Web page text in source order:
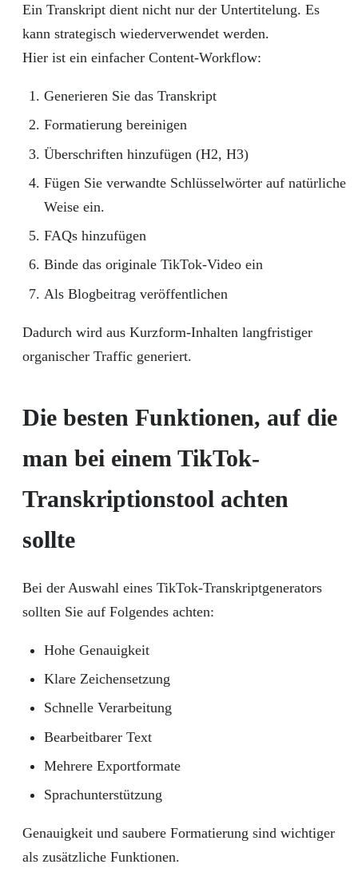
Ein Transkript dient nicht nur der Untertitelung. Es
kann strategisch wiederverwendet werden.
Hier ist ein einfacher Content-Workflow:
Generieren Sie das Transkript
Formatierung bereinigen
Überschriften hinzufügen (H2, H3)
Fügen Sie verwandte Schlüsselwörter auf natürliche
Weise ein.
FAQs hinzufügen
Binde das originale TikTok-Video ein
Als Blogbeitrag veröffentlichen
Dadurch wird aus Kurzform-Inhalten langfristiger
organischer Traffic generiert.
Die besten Funktionen, auf die
man bei einem TikTok-
Transkriptionstool achten
sollte
Bei der Auswahl eines TikTok-Transkriptgenerators
sollten Sie auf Folgendes achten:
Hohe Genauigkeit
Klare Zeichensetzung
Schnelle Verarbeitung
Bearbeitbarer Text
Mehrere Exportformate
Sprachunterstützung
Genauigkeit und saubere Formatierung sind wichtiger
als zusätzliche Funktionen.